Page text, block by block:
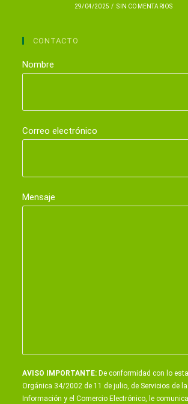
29/04/2025 / SIN COMENTARIOS
CONTACTO
Nombre
Correo electrónico
Mensaje
AVISO IMPORTANTE: De conformidad con lo
Orgánica 34/2002 de 11 de julio, de Servicios de
Información y el Comercio Electrónico, le